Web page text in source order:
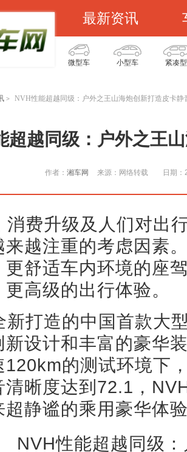
最新资讯
微型车 小型车 紧凑型
> NVH性能超越同级：户外之王山海炮创新打造皮卡静
超越同级：户外之王
作者： 湘车网 来源：网络转载 日期
消费升级及人们对出
来越注重的考虑因素
更舒适车内环境的座
高级的出行体验。
新打造的中国首款大
新设计和丰富的豪华
120km的测试环境下
清晰度达到72.1，
超静谧的乘用豪华体